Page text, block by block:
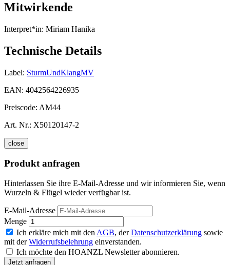
Mitwirkende
Interpret*in: Miriam Hanika
Technische Details
Label: SturmUndKlangMV
EAN: 4042564226935
Preiscode: AM44
Art. Nr.: X50120147-2
close
Produkt anfragen
Hinterlassen Sie ihre E-Mail-Adresse und wir informieren Sie, wenn
Wurzeln & Flügel wieder verfügbar ist.
E-Mail-Adresse
Menge
Ich erkläre mich mit den AGB, derDatenschutzerklärung sowie
mit derWiderrufsbelehrung einverstanden.
Ich möchte den HOANZL Newsletter abonnieren.